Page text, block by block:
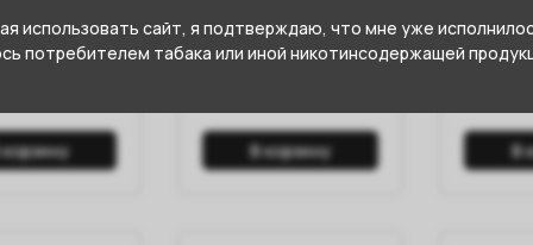
использовать сайт, я подтверждаю, что мне уже
потребителем табака или иной никотинсодержащей
В корзину В